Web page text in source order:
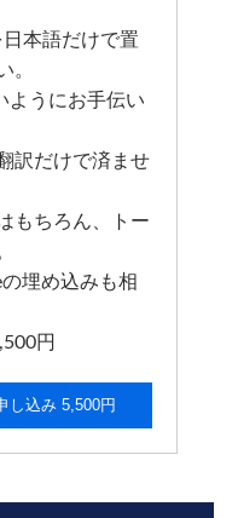
本語だけで置
。
ようにお手伝い
訳だけで済ませ
もちろん、トー
埋め込みも相
円
し込み 5,500円